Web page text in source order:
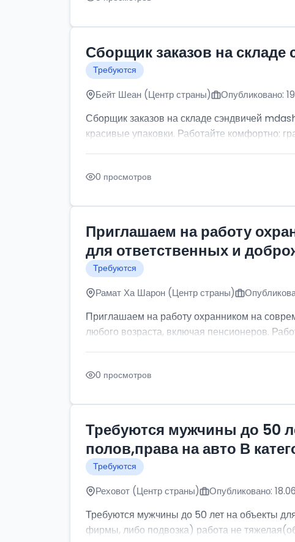
Сборщик заказов на
Требуются
Бейт Шеан (Центр страны) Опубликовано:
Сборщик заказов на складе сэндвичей
красивые упаковки. Работайте комфортно:
0 просмотров
Приглашаем на работу
для ответственных и
Требуются
Рамат Ха Шарон (Центр страны)
Приглашаем на работу охранником на
любого возраста, включая пенсионеров.
0 просмотров
Требуются мужчины до 50
полов,права на авто В
Требуются
Реховот (Центр страны) Опубликовано:
Требуются мужчины до 50 лет на объекты
фирмы, либо подвозка) работа не